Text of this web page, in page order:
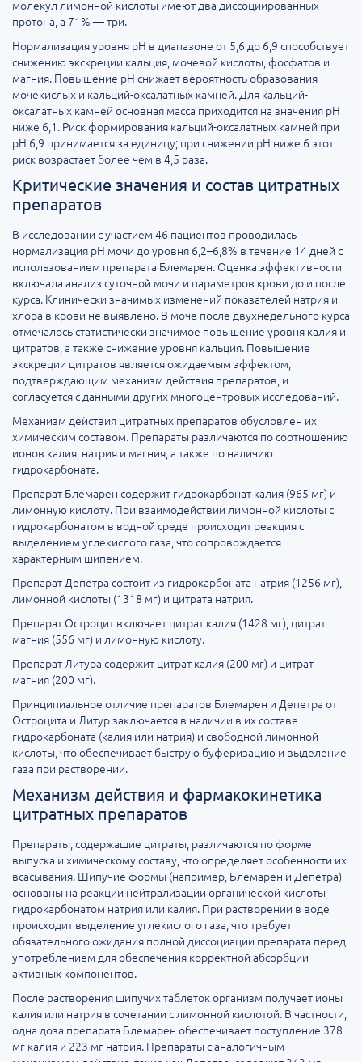
молекул лимонной кислоты имеют два диссоциированных
протона, а 71% — три.
Нормализация уровня pH в диапазоне от 5,6 до 6,9 способствует
снижению экскреции кальция, мочевой кислоты, фосфатов и
магния. Повышение pH снижает вероятность образования
мочекислых и кальций-оксалатных камней. Для кальций-
оксалатных камней основная масса приходится на значения pH
ниже 6,1. Риск формирования кальций-оксалатных камней при
pH 6,9 принимается за единицу; при снижении pH ниже 6 этот
риск возрастает более чем в 4,5 раза.
Критические значения и состав цитратных
препаратов
В исследовании с участием 46 пациентов проводилась
нормализация pH мочи до уровня 6,2–6,8% в течение 14 дней с
использованием препарата Блемарен. Оценка эффективности
включала анализ суточной мочи и параметров крови до и после
курса. Клинически значимых изменений показателей натрия и
хлора в крови не выявлено. В моче после двухнедельного курса
отмечалось статистически значимое повышение уровня калия и
цитратов, а также снижение уровня кальция. Повышение
экскреции цитратов является ожидаемым эффектом,
подтверждающим механизм действия препаратов, и
согласуется с данными других многоцентровых исследований.
Механизм действия цитратных препаратов обусловлен их
химическим составом. Препараты различаются по соотношению
ионов калия, натрия и магния, а также по наличию
гидрокарбоната.
Препарат Блемарен содержит гидрокарбонат калия (965 мг) и
лимонную кислоту. При взаимодействии лимонной кислоты с
гидрокарбонатом в водной среде происходит реакция с
выделением углекислого газа, что сопровождается
характерным шипением.
Препарат Депетра состоит из гидрокарбоната натрия (1256 мг),
лимонной кислоты (1318 мг) и цитрата натрия.
Препарат Остроцит включает цитрат калия (1428 мг), цитрат
магния (556 мг) и лимонную кислоту.
Препарат Литура содержит цитрат калия (200 мг) и цитрат
магния (200 мг).
Принципиальное отличие препаратов Блемарен и Депетра от
Остроцита и Литур заключается в наличии в их составе
гидрокарбоната (калия или натрия) и свободной лимонной
кислоты, что обеспечивает быструю буферизацию и выделение
газа при растворении.
Механизм действия и фармакокинетика
цитратных препаратов
Препараты, содержащие цитраты, различаются по форме
выпуска и химическому составу, что определяет особенности их
всасывания. Шипучие формы (например, Блемарен и Депетра)
основаны на реакции нейтрализации органической кислоты
гидрокарбонатом натрия или калия. При растворении в воде
происходит выделение углекислого газа, что требует
обязательного ожидания полной диссоциации препарата перед
употреблением для обеспечения корректной абсорбции
активных компонентов.
После растворения шипучих таблеток организм получает ионы
калия или натрия в сочетании с лимонной кислотой. В частности,
одна доза препарата Блемарен обеспечивает поступление 378
мг калия и 223 мг натрия. Препараты с аналогичным